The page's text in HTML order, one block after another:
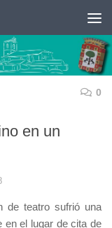
0
en un
de teatro sufrió una
en el lugar de cita de